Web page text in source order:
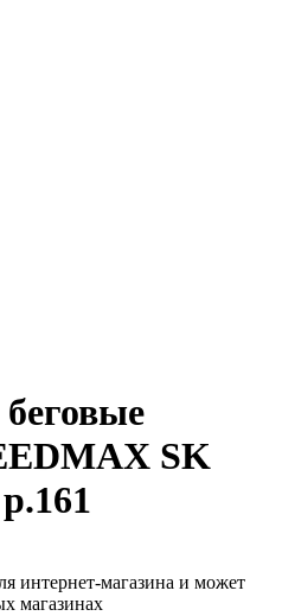
SK
интернет-магазина и может
магазинах